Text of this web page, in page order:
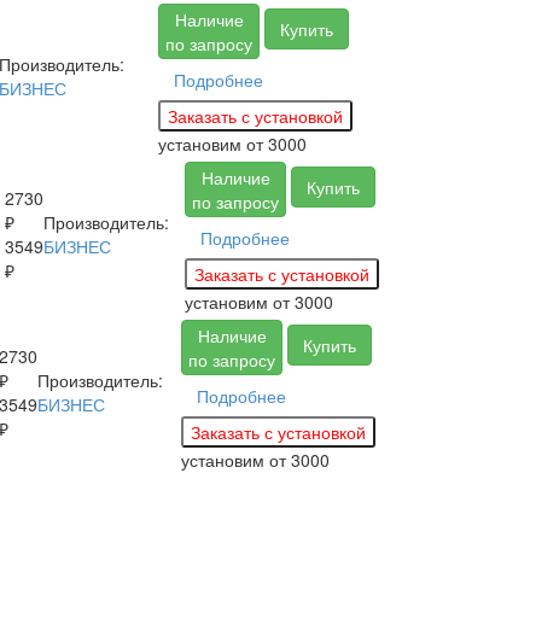
Производитель:
БИЗНЕС
Наличие
по запросу
Купить
Подробнее
установим от 3000
2730
₽
3549
₽
Производитель:
БИЗНЕС
Наличие
по запросу
Купить
Подробнее
установим от 3000
2730
₽
3549
₽
Производитель:
БИЗНЕС
Наличие
по запросу
Купить
Подробнее
установим от 3000